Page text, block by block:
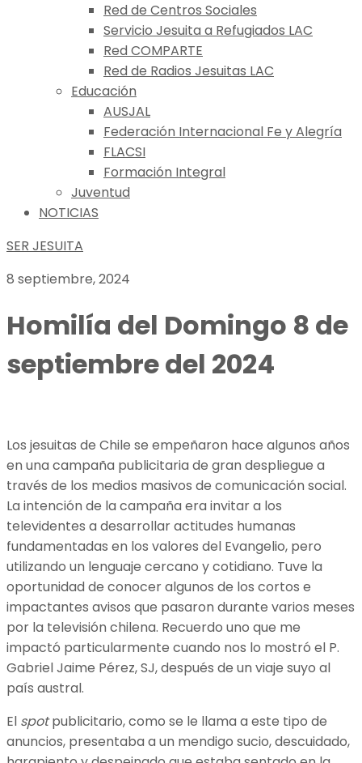
Red de Centros Sociales
Servicio Jesuita a Refugiados LAC
Red COMPARTE
Red de Radios Jesuitas LAC
Educación
AUSJAL
Federación Internacional Fe y Alegría
FLACSI
Formación Integral
Juventud
NOTICIAS
SER JESUITA
8 septiembre, 2024
Homilía del Domingo 8 de
septiembre del 2024
Los jesuitas de Chile se empeñaron hace algunos años
en una campaña publicitaria de gran despliegue a
través de los medios masivos de comunicación social.
La intención de la campaña era invitar a los
televidentes a desarrollar actitudes humanas
fundamentadas en los valores del Evangelio, pero
utilizando un lenguaje cercano y cotidiano. Tuve la
oportunidad de conocer algunos de los cortos e
impactantes avisos que pasaron durante varios meses
por la televisión chilena. Recuerdo uno que me
impactó particularmente cuando nos lo mostró el P.
Gabriel Jaime Pérez, SJ, después de un viaje suyo al
país austral.
El spotpublicitario, como se le llama a este tipo de
anuncios, presentaba a un mendigo sucio, descuidado,